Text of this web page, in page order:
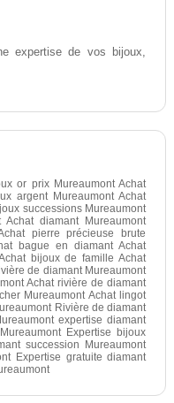
expertise de vos bijoux,
or prix Mureaumont Achat
argent Mureaumont Achat
successions Mureaumont
diamant Mureaumont
pierre précieuse brute
bague en diamant Achat
bijoux de famille Achat
de diamant Mureaumont
Achat rivière de diamant
Mureaumont Achat lingot
Rivière de diamant
expertise diamant
Expertise bijoux
succession Mureaumont
Expertise gratuite diamant